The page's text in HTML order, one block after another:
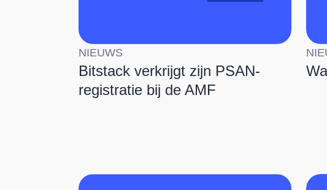
NIEUWS
Bitstack verkrijgt zijn PSAN-
registratie bij de AMF